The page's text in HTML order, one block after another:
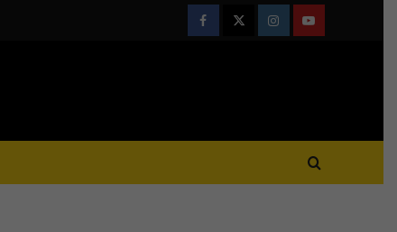
FacebookTwitterInstagramYoutube